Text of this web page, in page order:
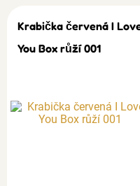
Krabička červená I
You Box růží 001